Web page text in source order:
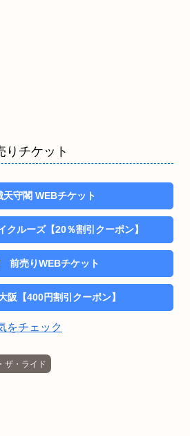
りチケット
天守閣 WEBチケット
クルーズ【20％割引クーポン】
前売りWEBチケット
阪【400円割引クーポン】
をチェック
ザ・ライド